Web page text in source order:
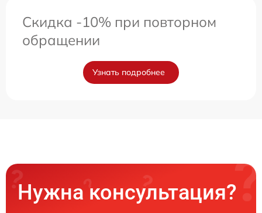
Скидка -10% при повторном
обращении
Узнать подробнее
Нужна консультация?